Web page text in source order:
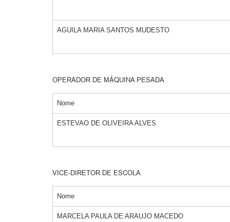
AGUILA MARIA SANTOS MUDESTO
OPERADOR DE MÁQUINA PESADA
Nome
ESTEVAO DE OLIVEIRA ALVES
VICE-DIRETOR DE ESCOLA
Nome
MARCELA PAULA DE ARAUJO MACEDO